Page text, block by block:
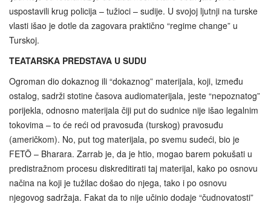
uspostavili krug policija – tužioci – sudije. U svojoj ljutnji na turske
vlasti išao je dotle da zagovara praktično “regime change” u
Turskoj.
TEATARSKA PREDSTAVA U SUDU
Ogroman dio dokaznog ili “dokaznog” materijala, koji, između
ostalog, sadrži stotine časova audiomaterijala, jeste “nepoznatog”
porijekla, odnosno materijala čiji put do sudnice nije išao legalnim
tokovima – to će reći od pravosuđa (turskog) pravosuđu
(američkom). No, put tog materijala, po svemu sudeći, bio je
FETÖ – Bharara. Zarrab je, da je htio, mogao barem pokušati u
predistražnom procesu diskreditirati taj materijal, kako po osnovu
načina na koji je tužilac došao do njega, tako i po osnovu
njegovog sadržaja. Fakat da to nije učinio dodaje “čudnovatosti”